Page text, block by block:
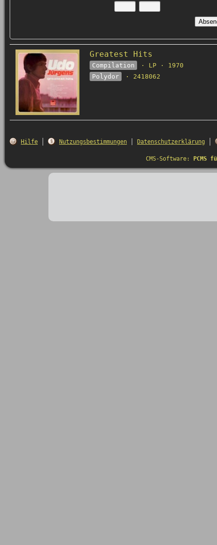
Greatest Hits
Compilation
· LP · 1970
Polydor
· 2418062
Hilfe Nutzungsbestimmungen Datenschutzerklärung
CMS-Software: PCMS